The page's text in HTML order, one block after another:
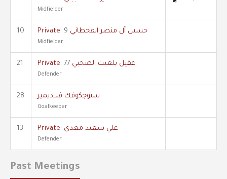
Midfielder
10 Private: حسين آل منصر القحطاني 9
Midfielder
21 Private: عقيل بلغيث الصحبي 77
Defender
28 ستوجكوفك فلاديمير
Goalkeeper
13 Private: علي سعيد معدي
Defender
Past Meetings